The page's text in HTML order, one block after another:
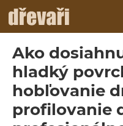
Ako
hladký
hobľovanie
profilovanie